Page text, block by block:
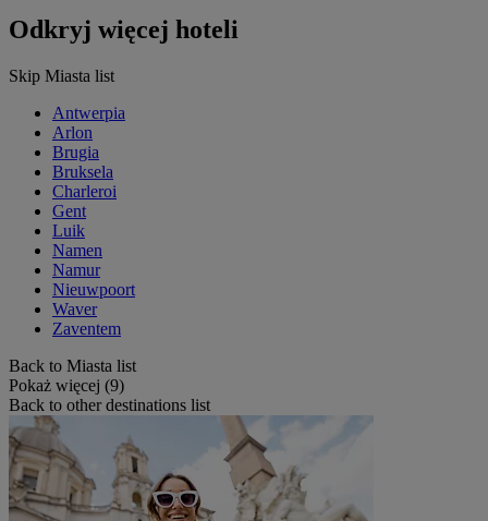
Odkryj więcej hoteli
Skip Miasta list
Antwerpia
Arlon
Brugia
Bruksela
Charleroi
Gent
Luik
Namen
Namur
Nieuwpoort
Waver
Zaventem
Back to Miasta list
Pokaż więcej (9)
Back to other destinations list